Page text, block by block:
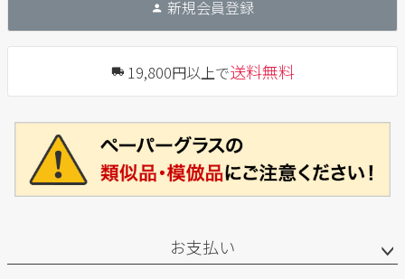
新規会員登録
19,800円以上で送料無料
お支払い